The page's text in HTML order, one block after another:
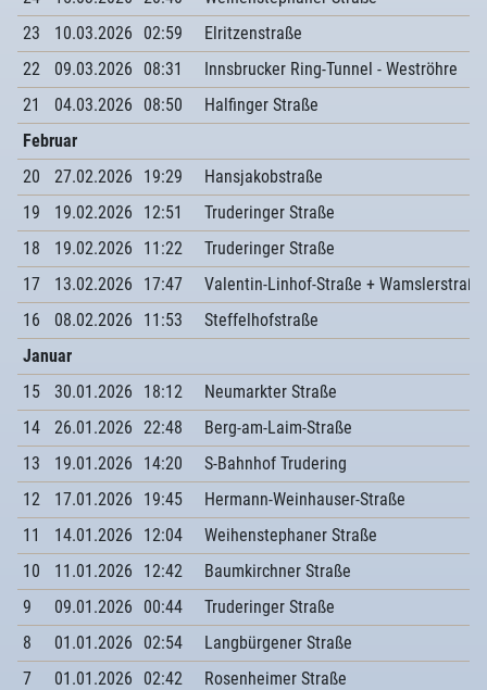
23
10.03.2026 02:59
Elritzenstraße
22
09.03.2026 08:31
Innsbrucker Ring-Tunnel - Weströhre
21
04.03.2026 08:50
Halfinger Straße
Februar
20
27.02.2026 19:29
Hansjakobstraße
19
19.02.2026 12:51
Truderinger Straße
18
19.02.2026 11:22
Truderinger Straße
17
13.02.2026 17:47
Valentin-Linhof-Straße + Wamslerstraße
16
08.02.2026 11:53
Steffelhofstraße
Januar
15
30.01.2026 18:12
Neumarkter Straße
14
26.01.2026 22:48
Berg-am-Laim-Straße
13
19.01.2026 14:20
S-Bahnhof Trudering
12
17.01.2026 19:45
Hermann-Weinhauser-Straße
11
14.01.2026 12:04
Weihenstephaner Straße
10
11.01.2026 12:42
Baumkirchner Straße
9
09.01.2026 00:44
Truderinger Straße
8
01.01.2026 02:54
Langbürgener Straße
7
01.01.2026 02:42
Rosenheimer Straße